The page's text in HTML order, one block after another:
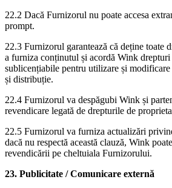
22.2 Dacă Furnizorul nu poate accesa
prompt.
22.3 Furnizorul garantează că deține toate
a furniza conținutul și acordă Wink
sublicențiabile pentru utilizare și
și distribuție.
22.4 Furnizorul va despăgubi Wink și
revendicare legată de drepturile de
22.5 Furnizorul va furniza actualizări
dacă nu respectă această clauză, Wink
revendicării pe cheltuiala Furnizorului.
23. Publicitate / Comunicare externă